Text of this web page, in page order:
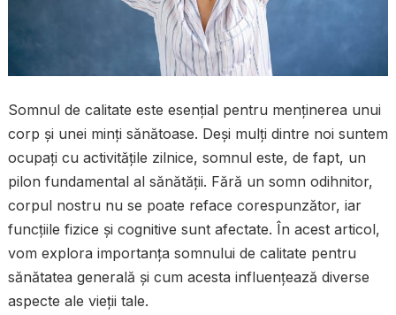
Somnul de calitate este esențial pentru menținerea unui
corp și unei minți sănătoase. Deși mulți dintre noi suntem
ocupați cu activitățile zilnice, somnul este, de fapt, un
pilon fundamental al sănătății. Fără un somn odihnitor,
corpul nostru nu se poate reface corespunzător, iar
funcțiile fizice și cognitive sunt afectate. În acest articol,
vom explora importanța somnului de calitate pentru
sănătatea generală și cum acesta influențează diverse
aspecte ale vieții tale.